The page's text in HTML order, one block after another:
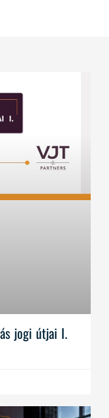
jogi útjai I.